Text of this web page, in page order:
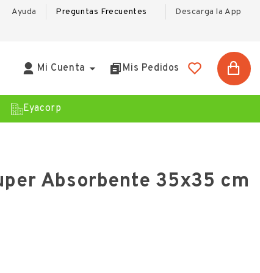
Ayuda Preguntas Frecuentes Descarga la App
Mi Cuenta  Mis Pedidos
Eyacorp
Absorbente 35x35 cm